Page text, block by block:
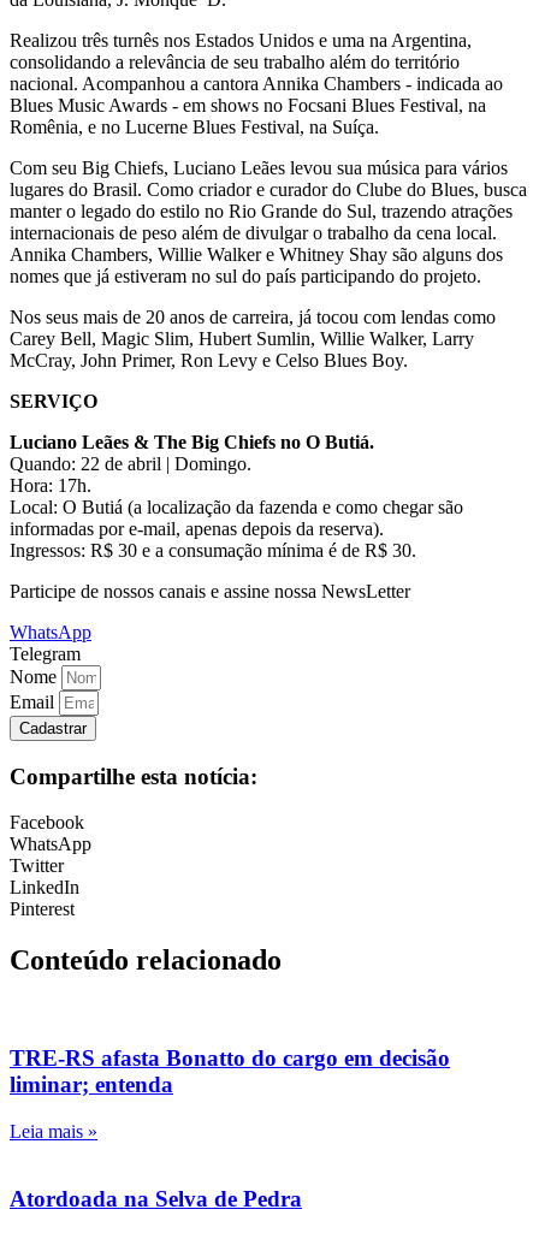
Realizou três turnês nos Estados Unidos e uma na Argentina,
consolidando a relevância de seu trabalho além do território
nacional. Acompanhou a cantora Annika Chambers - indicada ao
Blues Music Awards - em shows no Focsani Blues Festival, na
Romênia, e no Lucerne Blues Festival, na Suíça.
Com seu Big Chiefs, Luciano Leães levou sua música para vários
lugares do Brasil. Como criador e curador do Clube do Blues, busca
manter o legado do estilo no Rio Grande do Sul, trazendo atrações
internacionais de peso além de divulgar o trabalho da cena local.
Annika Chambers, Willie Walker e Whitney Shay são alguns dos
nomes que já estiveram no sul do país participando do projeto.
Nos seus mais de 20 anos de carreira, já tocou com lendas como
Carey Bell, Magic Slim, Hubert Sumlin, Willie Walker, Larry
McCray, John Primer, Ron Levy e Celso Blues Boy.
SERVIÇO
Luciano Leães & The Big Chiefs no O Butiá.
Quando: 22 de abril | Domingo.
Hora: 17h.
Local: O Butiá (a localização da fazenda e como chegar são
informadas por e-mail, apenas depois da reserva).
Ingressos: R$ 30 e a consumação mínima é de R$ 30.
Participe de nossos canais e assine nossa NewsLetter
WhatsApp
Telegram
Nome
Email
Cadastrar
Compartilhe esta notícia:
Facebook
WhatsApp
Twitter
LinkedIn
Pinterest
Conteúdo relacionado
TRE-RS afasta Bonatto do cargo em decisão
liminar; entenda
Leia mais »
Atordoada na Selva de Pedra